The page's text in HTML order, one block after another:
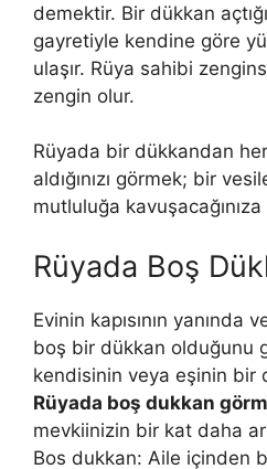
demektir. Bir dükkan
gayretiyle kendine göre
ulaşır. Rüya sahibi
zengin olur.
Rüyada bir dükkandan
aldığınızı görmek; bir
mutluluğa
Rüyada Boş
Evinin kapısının yanında
boş bir dükkan olduğunu
kendisinin veya eşinin bir
Rüyada boş dukkan
mevkiinizin bir kat daha
Bos dukkan: Aile içinden